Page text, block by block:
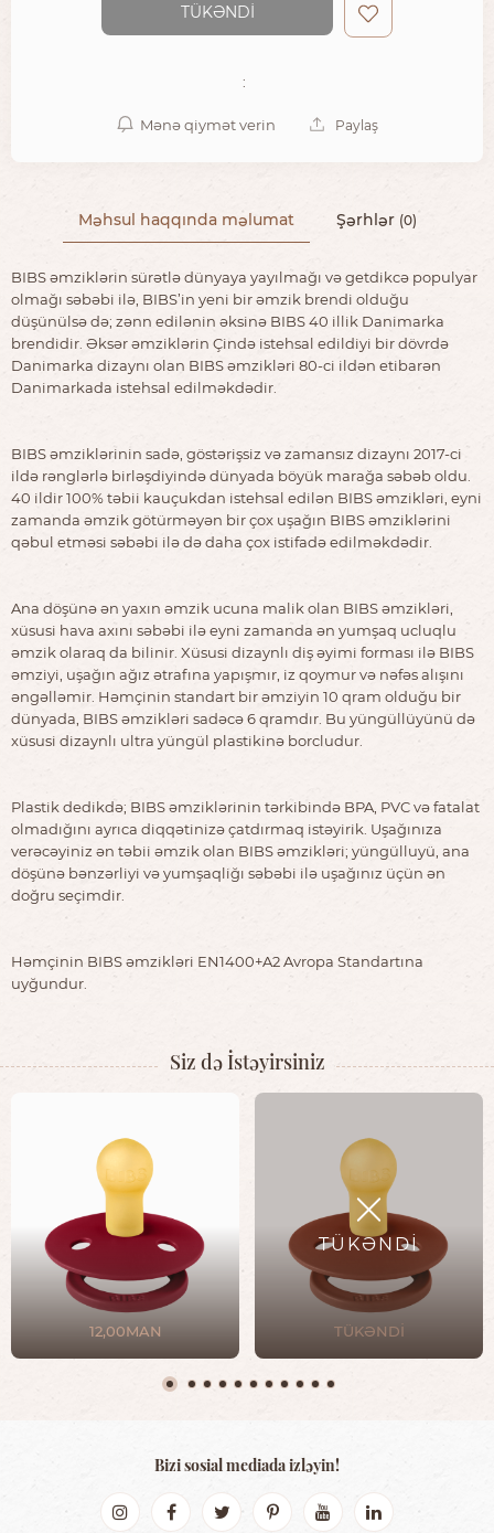
TÜKƏNDİ
:
Mənə qiymət verin Paylaş
Məhsul haqqında məlumat Şərhlər (0)
BIBS əmziklərin sürətlə dünyaya yayılmağı və getdikcə populyar
olmağı səbəbi ilə, BIBS’in yeni bir əmzik brendi olduğu
düşünülsə də; zənn edilənin əksinə BIBS 40 illik Danimarka
brendidir. Əksər əmziklərin Çində istehsal edildiyi bir dövrdə
Danimarka dizaynı olan BIBS əmzikləri 80-ci ildən etibarən
Danimarkada istehsal edilməkdədir.
BIBS əmziklərinin sadə, göstərişsiz və zamansız dizaynı 2017-ci
ildə rənglərlə birləşdiyində dünyada böyük marağa səbəb oldu.
40 ildir 100% təbii kauçukdan istehsal edilən BIBS əmzikləri, eyni
zamanda əmzik götürməyən bir çox uşağın BIBS əmziklərini
qəbul etməsi səbəbi ilə də daha çox istifadə edilməkdədir.
Ana döşünə ən yaxın əmzik ucuna malik olan BIBS əmzikləri,
xüsusi hava axını səbəbi ilə eyni zamanda ən yumşaq ucluqlu
əmzik olaraq da bilinir. Xüsusi dizaynlı diş əyimi forması ilə BIBS
əmziyi, uşağın ağız ətrafına yapışmır, iz qoymur və nəfəs alışını
əngəlləmir. Həmçinin standart bir əmziyin 10 qram olduğu bir
dünyada, BIBS əmzikləri sadəcə 6 qramdır. Bu yüngüllüyünü də
xüsusi dizaynlı ultra yüngül plastikinə borcludur.
Plastik dedikdə; BIBS əmziklərinin tərkibində BPA, PVC və fatalat
olmadığını ayrıca diqqətinizə çatdırmaq istəyirik. Uşağınıza
verəcəyiniz ən təbii əmzik olan BIBS əmzikləri; yüngülluyü, ana
döşünə bənzərliyi və yumşaqliğı səbəbi ilə uşağınız üçün ən
doğru seçimdir.
Həmçinin BIBS əmzikləri EN1400+A2 Avropa Standartına
uyğundur.
Siz də İstəyirsiniz
12,00MAN
TÜKƏNDİ
TÜKƏNDİ
Bizi sosial mediada izləyin!